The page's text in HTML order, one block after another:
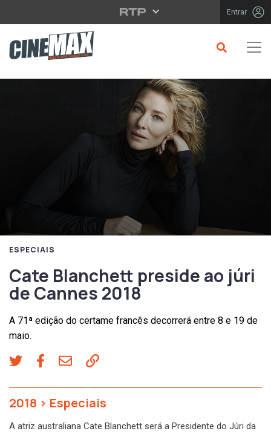
Saltar para o conteúdo principal Entrar
ESPECIAIS
Cate Blanchett preside ao júri
de Cannes 2018
A 71ª edição do certame francês decorrerá entre 8 e 19 de
maio.
2018 > Especiais
A atriz australiana Cate Blanchett será a Presidente do Júri da